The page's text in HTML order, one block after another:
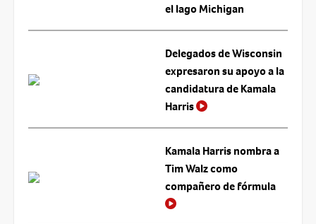
el lago Michigan
Delegados de Wisconsin
expresaron su apoyo a la
candidatura de Kamala
Harris
Kamala Harris nombra a
Tim Walz como
compañero de fórmula